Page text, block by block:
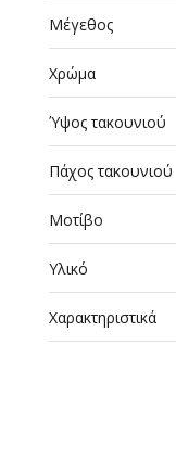
Μέγεθος
Χρώμα
Ύψος τακουνιού
Πάχος τακουνιού
Μοτίβο
Υλικό
Χαρακτηριστικά